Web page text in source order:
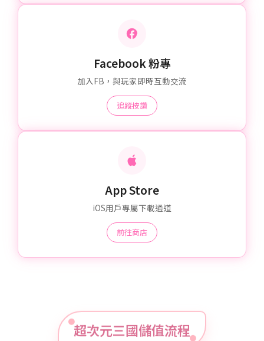
Facebook 粉專
加入FB，與玩家即時互動交流
追蹤按讚
App Store
iOS用戶專屬下載通道
前往商店
超次元三國儲值流程